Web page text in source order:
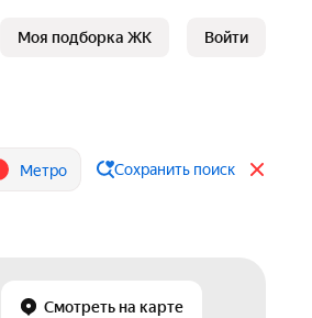
Моя подборка ЖК Войти
Метро Сохранить поиск
Смотреть на карте